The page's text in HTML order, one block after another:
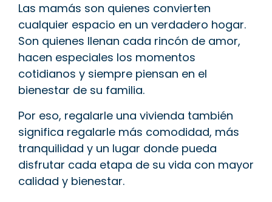
Las mamás son quienes convierten
cualquier espacio en un verdadero hogar.
Son quienes llenan cada rincón de amor,
hacen especiales los momentos
cotidianos y siempre piensan en el
bienestar de su familia.
Por eso, regalarle una vivienda también
significa regalarle más comodidad, más
tranquilidad y un lugar donde pueda
disfrutar cada etapa de su vida con mayor
calidad y bienestar.